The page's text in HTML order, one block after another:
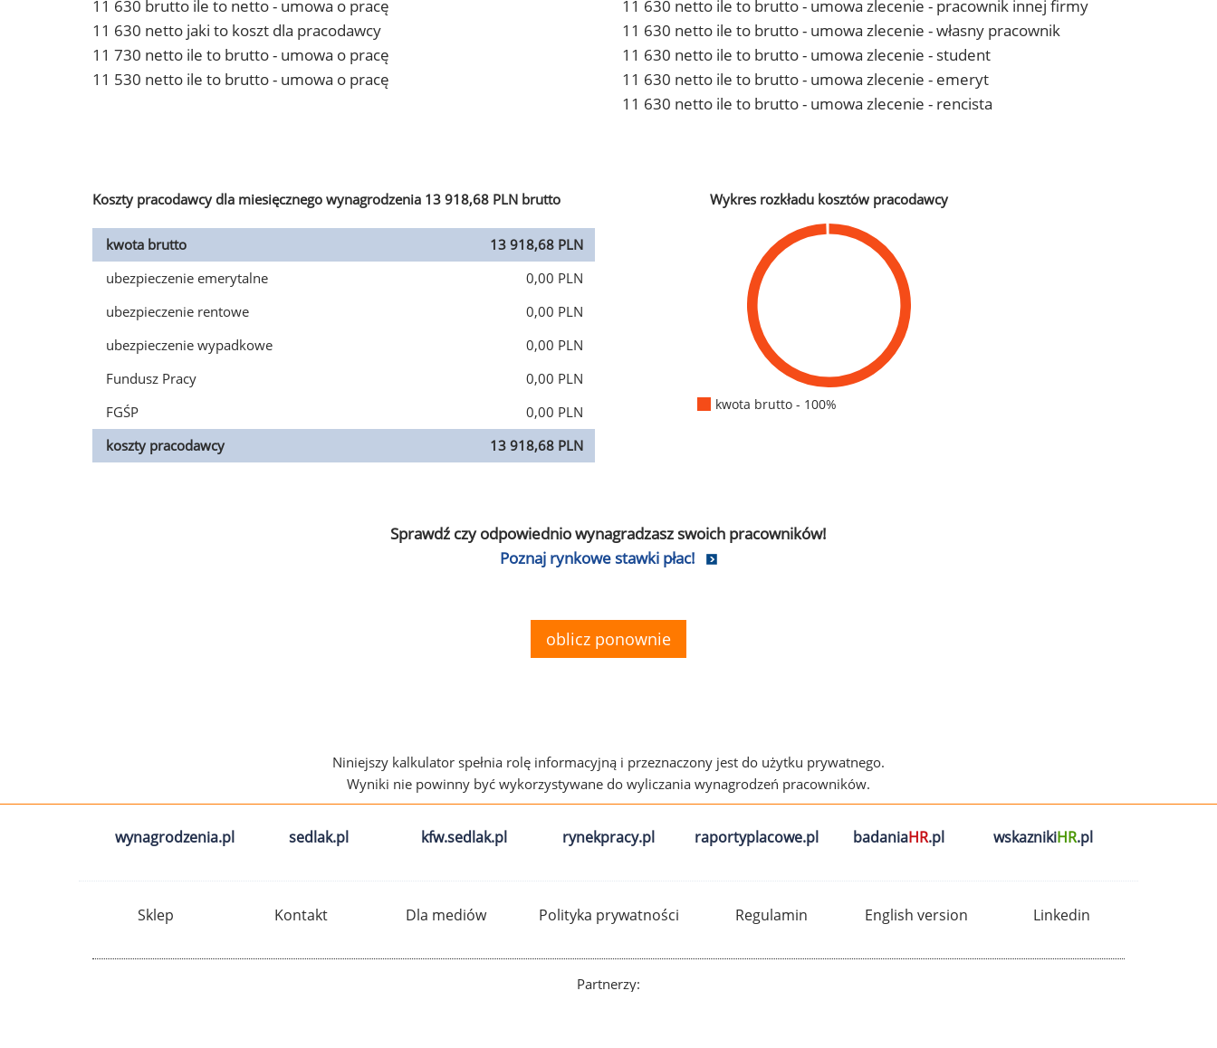
11 630 brutto ile to netto - umowa o pracę
11 630 netto jaki to koszt dla pracodawcy
11 730 netto ile to brutto - umowa o pracę
11 530 netto ile to brutto - umowa o pracę
11 630 netto ile to brutto - umowa zlecenie - pracownik innej firmy
11 630 netto ile to brutto - umowa zlecenie - własny pracownik
11 630 netto ile to brutto - umowa zlecenie - student
11 630 netto ile to brutto - umowa zlecenie - emeryt
11 630 netto ile to brutto - umowa zlecenie - rencista
Koszty pracodawcy dla miesięcznego wynagrodzenia 13 918,68 PLN brutto
kwota brutto
13 918,68 PLN
ubezpieczenie emerytalne
0,00 PLN
ubezpieczenie rentowe
0,00 PLN
ubezpieczenie wypadkowe
0,00 PLN
Fundusz Pracy
0,00 PLN
FGŚP
0,00 PLN
koszty pracodawcy
13 918,68 PLN
Wykres rozkładu kosztów pracodawcy
kwota brutto - 100%
Sprawdź czy odpowiednio wynagradzasz swoich pracowników!
Poznaj rynkowe stawki płac!
oblicz ponownie
Niniejszy kalkulator spełnia rolę informacyjną i przeznaczony jest do użytku prywatnego.
Wyniki nie powinny być wykorzystywane do wyliczania wynagrodzeń pracowników.
wynagrodzenia.pl sedlak.pl kfw.sedlak.pl rynekpracy.pl raportyplacowe.pl badaniaHR.pl wskaznikiHR.pl
Sklep Kontakt Dla mediów Polityka prywatności Regulamin English version Linkedin
Partnerzy: